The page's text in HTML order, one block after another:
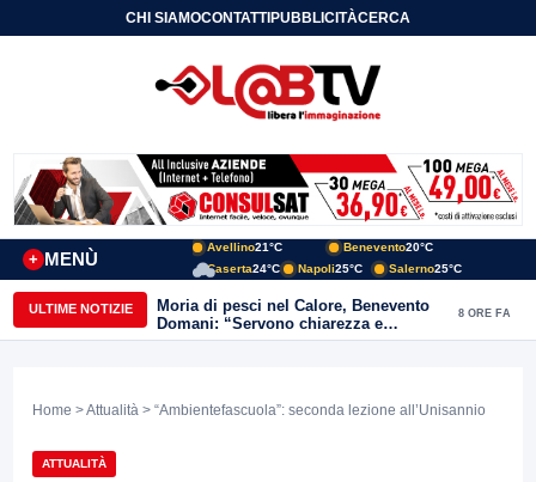
CHI SIAMOCONTATTIPUBBLICITÀCERCA
MENÙ
+
Avellino21°C Benevento20°C
Caserta24°C Napoli25°C Salerno25°C
ULTIME NOTIZIE
Moria di pesci nel Calore, Benevento
Domani: “Servono chiarezza e
approfondimenti sulla gestione
8 ORE FA
Home >Attualità > “Ambientefascuola”: seconda lezione all’Unisannio
ATTUALITÀ